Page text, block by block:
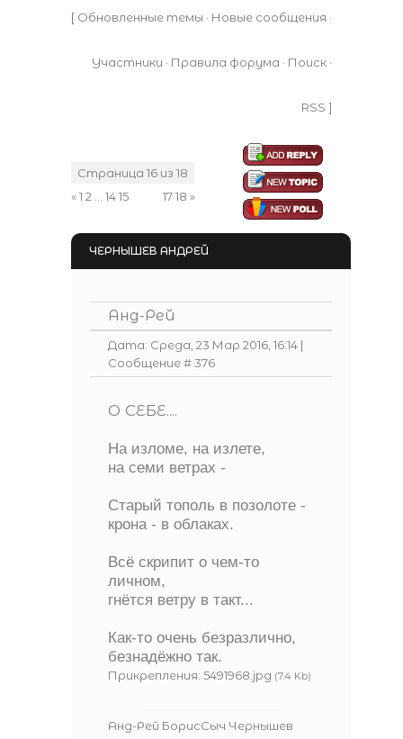
[ Обновленные темы · Новые сообщения ·
Участники · Правила форума · Поиск ·
RSS ]
Страница 16 из 18
«1 2 1415 1718 »
ЧЕРНЫШЕВ АНДРЕЙ
Анд-Рей
Дата: Среда, 23 Мар 2016, 16:14 |
Сообщение #376
О СЕБЕ....
На изломе, на излете,
на семи ветрах -
Старый тополь в позолоте -
крона - в облаках.
Всё скрипит о чем-то
личном,
гнётся ветру в такт...
Как-то очень безразлично,
безнадёжно так.
Прикрепления: 5491968.jpg (7.4 Kb)
Анд-Рей БорисСыч Чернышев